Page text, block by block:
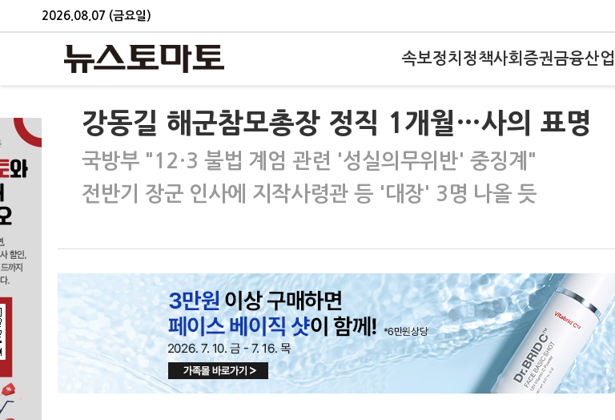
2026.08.07 (금요일)
속보정치 정책사회 증권금융산업
강동길 해군참모총장 정직 1개월…사의 표명
국방부 "12·3 불법 계엄 관련 '성실의무위반' 중징계"
전반기 장군 인사에 지작사령관 등 '대장' 3명 나올 듯